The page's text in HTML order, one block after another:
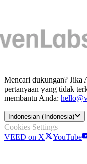
Mencari dukungan? Jika
pertanyaan yang tidak
membantu Anda:
Indonesian (Indonesia)
Cookies Settings
VEED on X
YouTube